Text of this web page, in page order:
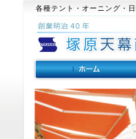
各種テント・オーニング・